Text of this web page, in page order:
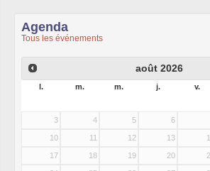
Agenda
Tous les événements
août 2026
l. m. m. j. v.
3 4 5 6
10 11 12 13
17 18 19 20